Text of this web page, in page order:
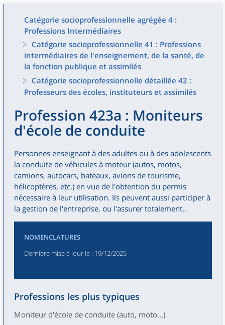
Catégorie socioprofessionnelle agrégée 4 :
Professions Intermédiaires
Catégorie socioprofessionnelle 41 : Professions
intermédiaires de l'enseignement, de la santé, de
la fonction publique et assimilés
Catégorie socioprofessionnelle détaillée 42 :
Professeurs des écoles, instituteurs et assimilés
Profession 423a : Moniteurs
d'école de conduite
Personnes enseignant à des adultes ou à des adolescents
la conduite de véhicules à moteur (autos, motos,
camions, autocars, bateaux, avions de tourisme,
hélicoptères, etc.) en vue de l'obtention du permis
nécessaire à leur utilisation. Ils peuvent aussi participer à
la gestion de l'entreprise, ou l'assurer totalement..
NOMENCLATURES
Dernière mise à jour le : 19/12/2025
Professions les plus typiques
Moniteur d'école de conduite (auto, moto...)